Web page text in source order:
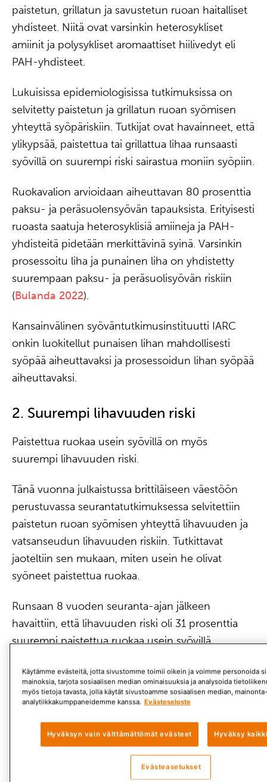
paistetun, grillatun ja savustetun ruoan haitalliset
yhdisteet. Niitä ovat varsinkin heterosykliset
amiinit ja polysykliset aromaattiset hiilivedyt eli
PAH-yhdisteet.
Lukuisissa epidemiologisissa tutkimuksissa on
selvitetty paistetun ja grillatun ruoan syömisen
yhteyttä syöpäriskiin. Tutkijat ovat havainneet, että
ylikypsää, paistettua tai grillattua lihaa runsaasti
syövillä on suurempi riski sairastua moniin syöpiin.
Ruokavalion arvioidaan aiheuttavan 80 prosenttia
paksu- ja peräsuolensyövän tapauksista. Erityisesti
ruoasta saatuja heterosyklisiä amiineja ja PAH-
yhdisteitä pidetään merkittävinä syinä. Varsinkin
prosessoitu liha ja punainen liha on yhdistetty
suurempaan paksu- ja peräsuolisyövän riskiin
(Bulanda 2022).
Kansainvälinen syöväntutkimusinstituutti IARC
onkin luokitellut punaisen lihan mahdollisesti
syöpää aiheuttavaksi ja prosessoidun lihan syöpää
aiheuttavaksi.
2. Suurempi lihavuuden riski
Paistettua ruokaa usein syövillä on myös
suurempi lihavuuden riski.
Tänä vuonna julkaistussa brittiläiseen väestöön
perustuvassa seurantatutkimuksessa selvitettiin
paistetun ruoan syömisen yhteyttä lihavuuden ja
vatsanseudun lihavuuden riskiin. Tutkittavat
jaoteltiin sen mukaan, miten usein he olivat
syöneet paistettua ruokaa.
Runsaan 8 vuoden seuranta-ajan jälkeen
havaittiin, että lihavuuden riski oli 31 prosenttia
suurempi paistettua ruokaa usein syövillä
Vatsanseudun lihavuuden riski oli 27 prosenttia
suurempi paistettua ruokaa usein syöneillä (Wan
2024
Yksittäisistä ruuista ranskanperunoita syöneillä oli
suurempi lihavuuden ja vatsanseudun lihavuuden
riski. Havainto on yhtäpitävä sen kanssa, että
Käytämme evästeitä, jotta sivustomme toimii oikein ja voimme personoida
mainoksia, tarjota sosiaalisen median ominaisuuksia ja analysoida
myös tietoja tavasta, jolla käytät sivustoamme sosiaalisen median,
analytiikkakumppaneidemme kanssa. Evästeseloste
Hyväksyn vain välttämättömät evästeet Hyväksy
Evästeasetukset